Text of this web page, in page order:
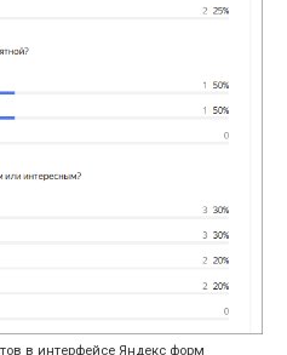
в интерфейсе Яндекс форм